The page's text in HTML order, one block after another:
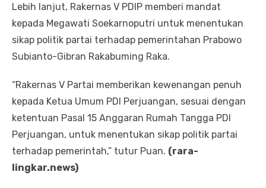
Lebih lanjut, Rakernas V PDIP memberi mandat
kepada Megawati Soekarnoputri untuk menentukan
sikap politik partai terhadap pemerintahan Prabowo
Subianto-Gibran Rakabuming Raka.
“Rakernas V Partai memberikan kewenangan penuh
kepada Ketua Umum PDI Perjuangan, sesuai dengan
ketentuan Pasal 15 Anggaran Rumah Tangga PDI
Perjuangan, untuk menentukan sikap politik partai
terhadap pemerintah,” tutur Puan. (rara-
lingkar.news)